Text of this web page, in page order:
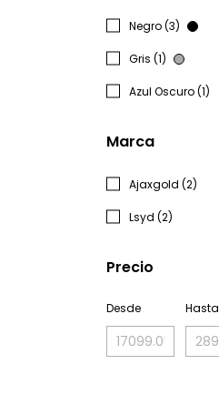
Negro (3)
Gris (1)
Azul Oscuro (1)
Marca
Ajaxgold (2)
Lsyd (2)
Precio
Desde Hasta